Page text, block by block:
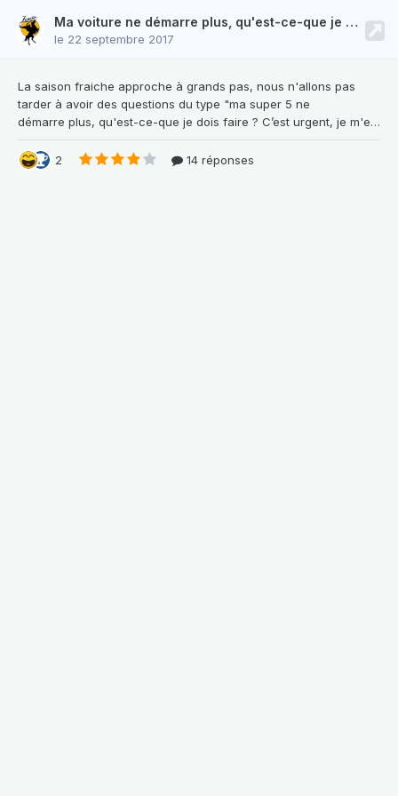
Ma voiture ne démarre plus, qu'est-ce-que je dois faire ?
le 22 septembre 2017
La saison fraiche approche à grands pas, nous n'allons pas
tarder à avoir des questions du type "ma super 5 ne
démarre plus, qu'est-ce-que je dois faire ? C’est urgent, je m'en sers pour aller travailler..." Du coup je prends les devants avec ce petit guide de dépannage qui permettra au moins de faire un premier diagnostic dans la joie et la bonne humeur. Cette méthode est applicable d'une manière générale sur toute voiture essence avec un carburateur. 1. Le démarreu
2 14 réponses